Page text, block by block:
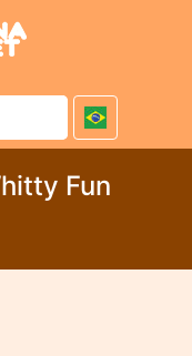
Fun